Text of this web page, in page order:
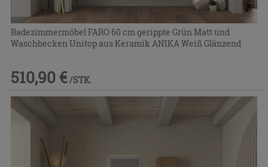
Badezimmermöbel FARO 60 cm gerippte Grün Matt und
Waschbecken Unitop aus Keramik ANIKA Weiß Glänzend
510,90 € /STK.